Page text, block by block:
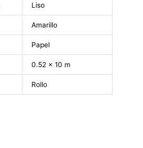
Liso
Amarillo
Papel
0.52 x 10 m
Rollo